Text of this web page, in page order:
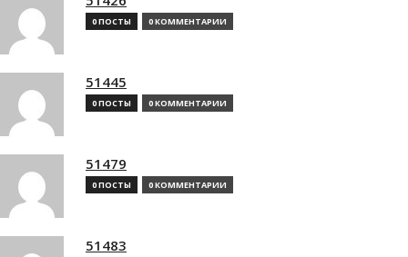
0 ПОСТЫ 0 КОММЕНТАРИИ
51445
0 ПОСТЫ 0 КОММЕНТАРИИ
51479
0 ПОСТЫ 0 КОММЕНТАРИИ
51483